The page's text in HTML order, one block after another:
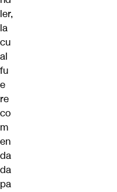
ler,
la
cu
al
fu
e
re
co
m
en
da
da
pa